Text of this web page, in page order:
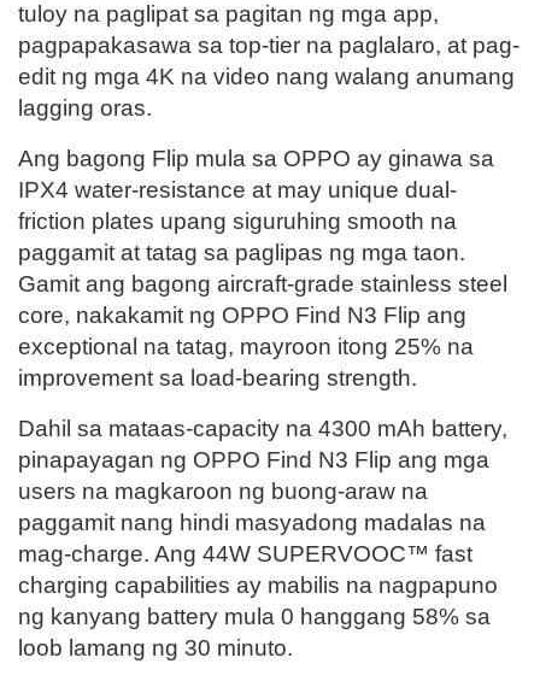
tuloy na paglipat sa pagitan ng mga app,
pagpapakasawa sa top-tier na paglalaro, at pag-
edit ng mga 4K na video nang walang anumang
lagging oras.
Ang bagong Flip mula sa OPPO ay ginawa sa
IPX4 water-resistance at may unique dual-
friction plates upang siguruhing smooth na
paggamit at tatag sa paglipas ng mga taon.
Gamit ang bagong aircraft-grade stainless steel
core, nakakamit ng OPPO Find N3 Flip ang
exceptional na tatag, mayroon itong 25% na
improvement sa load-bearing strength.
Dahil sa mataas-capacity na 4300 mAh battery,
pinapayagan ng OPPO Find N3 Flip ang mga
users na magkaroon ng buong-araw na
paggamit nang hindi masyadong madalas na
mag-charge. Ang 44W SUPERVOOC™ fast
charging capabilities ay mabilis na nagpapuno
ng kanyang battery mula 0 hanggang 58% sa
loob lamang ng 30 minuto.